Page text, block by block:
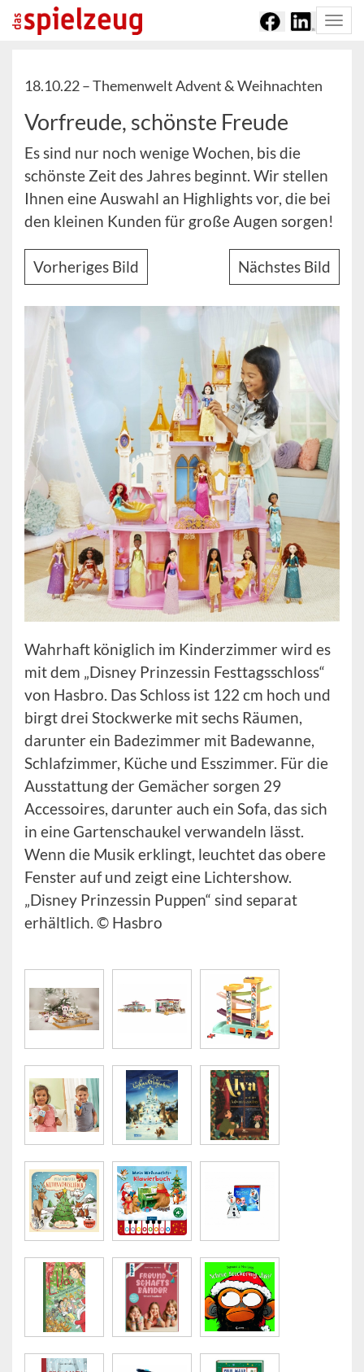
18.10.22 –Themenwelt Advent & Weihnachten
Vorfreude, schönste Freude
Es sind nur noch wenige Wochen, bis die
schönste Zeit des Jahres beginnt. Wir stellen
Ihnen eine Auswahl an Highlights vor, die bei
den kleinen Kunden für große Augen sorgen!
Vorheriges Bild Nächstes Bild
Wahrhaft königlich im Kinderzimmer wird es
mit dem „Disney Prinzessin Festtagsschloss“
von Hasbro. Das Schloss ist 122 cm hoch und
birgt drei Stockwerke mit sechs Räumen,
darunter ein Badezimmer mit Badewanne,
Schlafzimmer, Küche und Esszimmer. Für die
Ausstattung der Gemächer sorgen 29
Accessoires, darunter auch ein Sofa, das sich
in eine Gartenschaukel verwandeln lässt.
Wenn die Musik erklingt, leuchtet das obere
Fenster auf und zeigt eine Lichtershow.
„Disney Prinzessin Puppen“ sind separat
erhältlich. © Hasbro